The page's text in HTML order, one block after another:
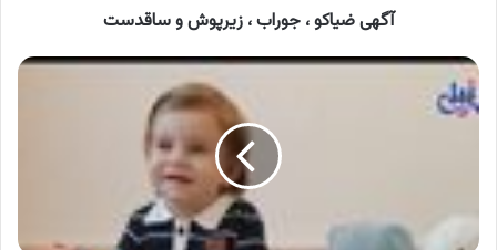
آگهی ضیاکو ، جوراب ، زیرپوش و ساقدست
آگهی
نیلی
،